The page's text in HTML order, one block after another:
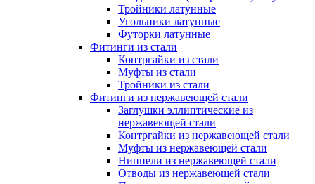
Тройники латунные
Угольники латунные
Футорки латунные
Фитинги из стали
Контргайки из стали
Муфты из стали
Тройники из стали
Фитинги из нержавеющей стали
Заглушки эллиптические из
нержавеющей стали
Контргайки из нержавеющей стали
Муфты из нержавеющей стали
Ниппели из нержавеющей стали
Отводы из нержавеющей стали